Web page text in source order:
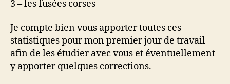
3 – les fusées corses
Je compte bien vous apporter toutes ces
statistiques pour mon premier jour de travail
afin de les étudier avec vous et éventuellement
y apporter quelques corrections.